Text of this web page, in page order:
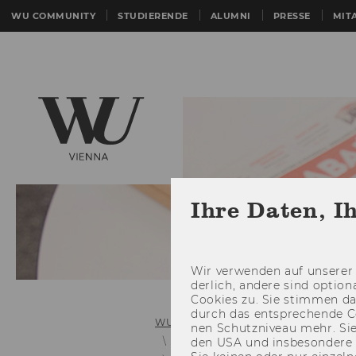
WU COMMUNITY STUDIERENDE ALUMNI PRESSE
WU (Wirtschaftsuniversität Wien)
Links zu älteren
Ihre Daten,
Wir ver­wen­den auf
der­lich, an­de­re sind
Coo­kies zu. Sie stim­men
durch das ent­spre­chen­de
nen Schutz­ni­veau mehr.
den USA und